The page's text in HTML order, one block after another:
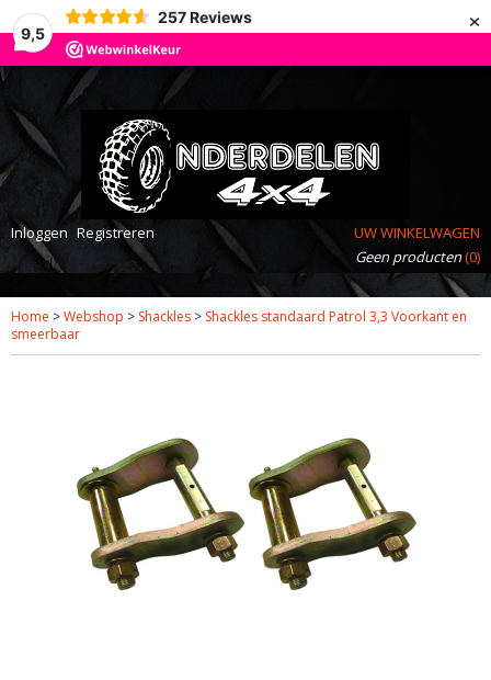
9,5
257 Reviews ×
Inloggen Registreren
UW WINKELWAGEN
Geen producten(0)
Home >Webshop > Shackles > Shackles standaard Patrol 3,3 Voorkant en
smeerbaar